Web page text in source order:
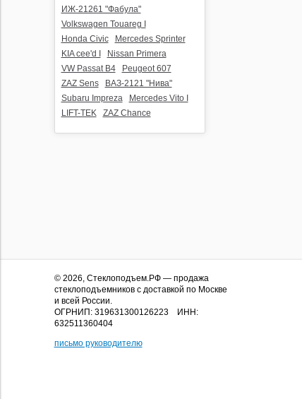
ИЖ-21261 "Фабула"
Volkswagen Touareg I
Honda Civic
Mercedes Sprinter
KIA cee'd I
Nissan Primera
VW Passat B4
Peugeot 607
ZAZ Sens
ВАЗ-2121 "Нива"
Subaru Impreza
Mercedes Vito I
LIFT-TEK
ZAZ Chance
© 2026, Стеклоподъем.РФ— продажа
стеклоподъемников с доставкой по Москве
и всей России.
ОГРНИП: 319631300126223 ИНН:
632511360404
письмо руководителю